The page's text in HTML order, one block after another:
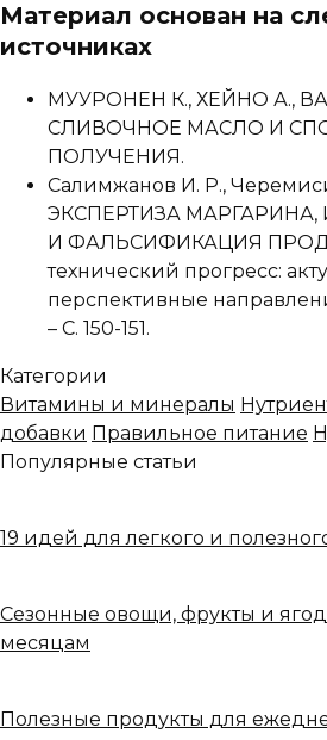
Материал основан на
источниках
МУУРОНЕН К., ХЕЙНО А.,
СЛИВОЧНОЕ МАСЛО И
ПОЛУЧЕНИЯ.
Салимжанов И. Р.,
ЭКСПЕРТИЗА
И ФАЛЬСИФИКАЦИЯ
технический прогресс:
перспективные
– С. 150-151.
Категории
Витамины и минералы
добавки Правильное питание
Популярные статьи
19 идей для легкого и
Сезонные овощи, фрукты и
месяцам
Полезные продукты для